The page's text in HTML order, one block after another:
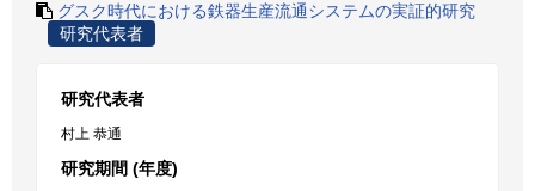
グスク時代における鉄器生産流通システムの実証的研究
研究代表者
研究代表者
村上 恭通
研究期間 (年度)